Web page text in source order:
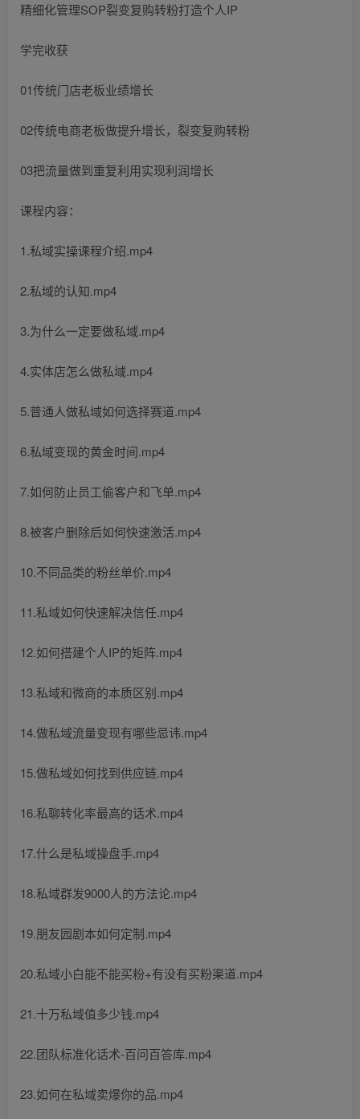
精细化管理SOP裂变复购转粉打造个人IP
学完收获
01传统门店老板业绩增长
02传统电商老板做提升增长，裂变复购转粉
03把流量做到重复利用实现利润增长
课程内容：
1.私域实操课程介绍.mp4
2.私域的认知.mp4
3.为什么一定要做私域.mp4
4.实体店怎么做私域.mp4
5.普通人做私域如何选择赛道.mp4
6.私域变现的黄金时间.mp4
7.如何防止员工偷客户和飞单.mp4
8.被客户删除后如何快速激活.mp4
10.不同品类的粉丝单价.mp4
11.私域如何快速解决信任.mp4
12.如何搭建个人IP的矩阵.mp4
13.私域和微商的本质区别.mp4
14.做私域流量变现有哪些忌讳.mp4
15.做私域如何找到供应链.mp4
16.私聊转化率最高的话术.mp4
17.什么是私域操盘手.mp4
18.私域群发9000人的方法论.mp4
19.朋友园剧本如何定制.mp4
20.私域小白能不能买粉+有没有买粉渠道.mp4
21.十万私域值多少钱.mp4
22.团队标准化话术-百问百答库.mp4
23.如何在私域卖爆你的品.mp4